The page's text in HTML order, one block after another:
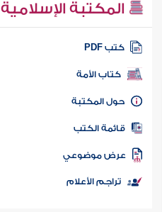
المكتبة الإسلامية
كتب PDF
كتاب الأمة
المكتبة
الكتب
موضوعي